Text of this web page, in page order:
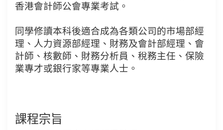
香港會計師公會專業考試。
同學修讀本科後適合成為各類公司的市場部經
理、人力資源部經理、財務及會計部經理、會
計師、核數師、財務分析員、稅務主任、保險
業專才或銀行家等專業人士。
課程宗旨